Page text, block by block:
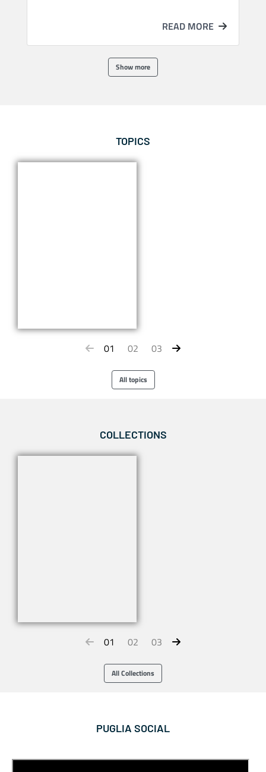
READ MORE
Show more
TOPICS
01 02 03
All topics
COLLECTIONS
01 02 03
All Collections
PUGLIA SOCIAL